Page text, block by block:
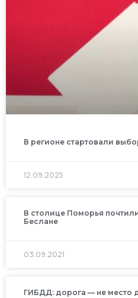
В регионе стартовали
12.09.2025
В столице Поморья
Беслане
03.09.2021
ГИБДД: дорога — не место